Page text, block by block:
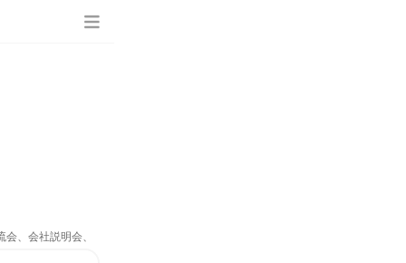
、会社説明会、